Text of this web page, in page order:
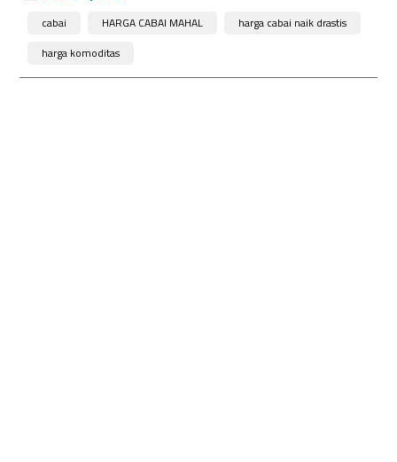
cabai HARGA CABAI MAHAL
harga cabai naik drastis
harga komoditas